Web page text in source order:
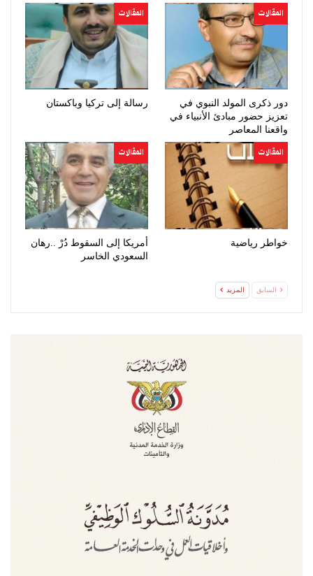
المقالات
دور ذكرى المولد النبوي في
تعزيز حضور مبادئ الأنبياء في
واقعنا المعاصر
المقالات
رسالة إلى تركيا وباكستان
المقالات
خواطر رياضية
المقالات
أمريكا إلى السقوط دُرْ ..رهان
السعودي الخاسر
السابق المزيد